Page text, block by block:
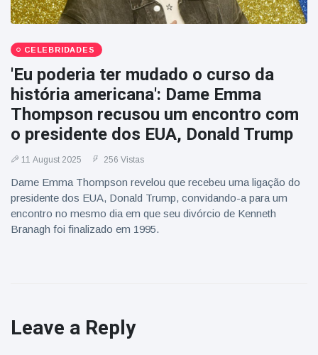
CELEBRIDADES
'Eu poderia ter mudado o curso da
história americana': Dame Emma
Thompson recusou um encontro com
o presidente dos EUA, Donald Trump
11 August 2025 256 Vistas
Dame Emma Thompson revelou que recebeu uma ligação do
presidente dos EUA, Donald Trump, convidando-a para um
encontro no mesmo dia em que seu divórcio de Kenneth
Branagh foi finalizado em 1995.
Leave a Reply